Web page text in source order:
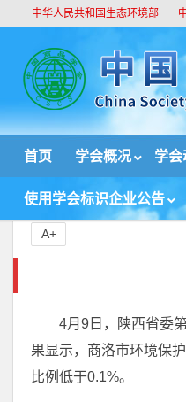
中华人民共和国生态环境部
首页 学会概况 学会
使用学会标识企业公告
首页 论坛 环保投入怎能
A+
4月9日，陕西省委
果显示，商洛市环境保
比例低于0.1%。